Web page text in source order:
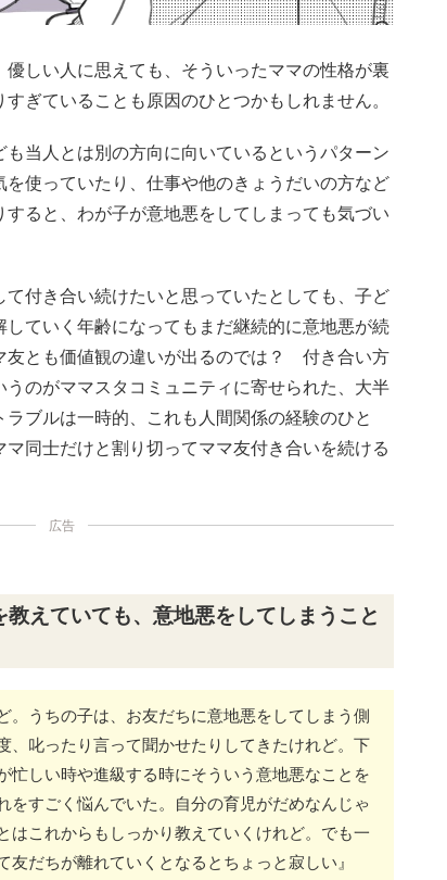
しい人に思えても、そういったママの性格が裏
ぎていることも原因のひとつかもしれません。
当人とは別の方向に向いているというパターン
使っていたり、仕事や他のきょうだいの方など
ると、わが子が意地悪をしてしまっても気づい
付き合い続けたいと思っていたとしても、子ど
ていく年齢になってもまだ継続的に意地悪が続
友とも価値観の違いが出るのでは？ 付き合い方
のがママスタコミュニティに寄せられた、大半
ブルは一時的、これも人間関係の経験のひと
同士だけと割り切ってママ友付き合いを続ける
広告
えていても、意地悪をしてしまうこと
。うちの子は、お友だちに意地悪をしてしまう側
叱ったり言って聞かせたりしてきたけれど。下
忙しい時や進級する時にそういう意地悪なことを
をすごく悩んでいた。自分の育児がだめなんじゃ
はこれからもしっかり教えていくけれど。でも一
友だちが離れていくとなるとちょっと寂しい』